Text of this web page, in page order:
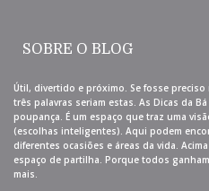
SOBRE O BLOG
Útil, divertido e próximo. Se fosse
três palavras seriam estas. As Dicas da
poupança. É um espaço que traz uma
(escolhas inteligentes). Aqui podem
diferentes ocasiões e áreas da vida.
espaço de partilha. Porque todos
mais.